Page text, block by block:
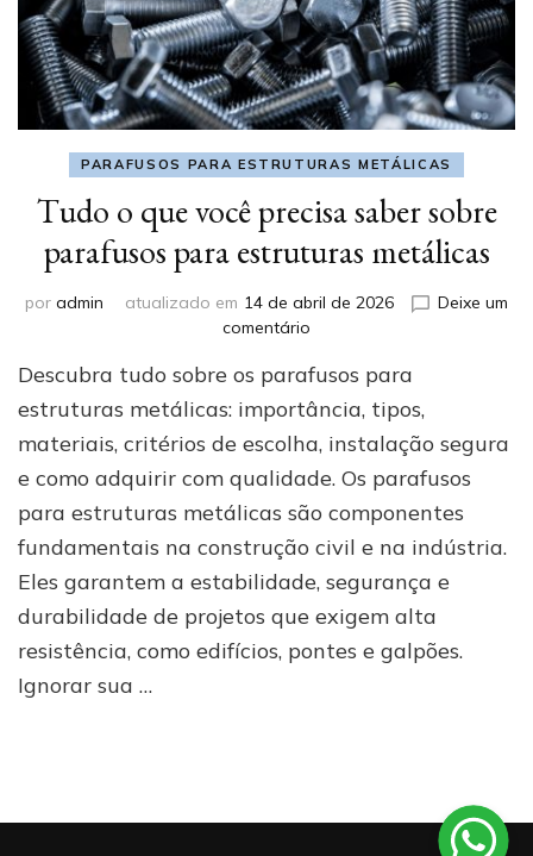
PARAFUSOS PARA ESTRUTURAS METÁLICAS
Tudo o que você precisa saber sobre
parafusos para estruturas metálicas
por admin atualizado em 14 de abril de 2026
Deixe um
comentário
o
que
precisa
saber
parafusos
para
estruturas
metálicas
Descubra tudo sobre os parafusos para
estruturas metálicas: importância, tipos,
materiais, critérios de escolha, instalação segura
e como adquirir com qualidade. Os parafusos
para estruturas metálicas são componentes
fundamentais na construção civil e na indústria.
Eles garantem a estabilidade, segurança e
durabilidade de projetos que exigem alta
resistência, como edifícios, pontes e galpões.
Ignorar sua …